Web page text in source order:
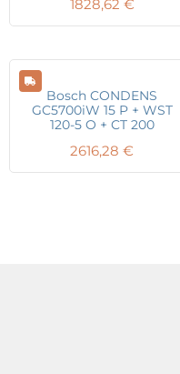
1828,62 €
Bosch CONDENS
GC5700iW 15 P + WST
120-5 O + CT 200
2616,28 €